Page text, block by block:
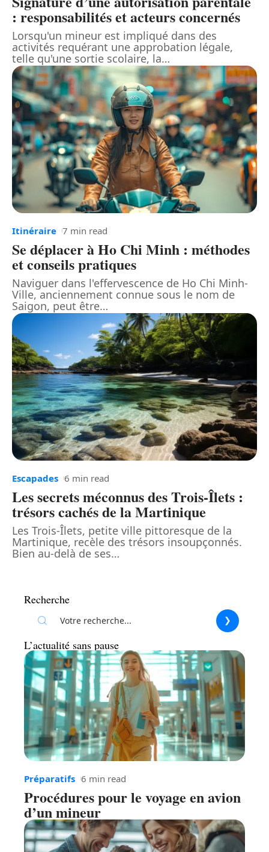
: responsabilités et acteurs concernés
Lorsqu'un mineur est impliqué dans des
activités requérant une approbation légale,
telle qu'une sortie scolaire, la…
Itinéraire 7 min read
Se déplacer à Ho Chi Minh : méthodes
et conseils pratiques
Naviguer dans l'effervescence de Ho Chi Minh-
Ville, anciennement connue sous le nom de
Saigon, peut être…
Escapades 6 min read
Les secrets méconnus des Trois-Îlets :
trésors cachés de la Martinique
Les Trois-Îlets, petite ville pittoresque de la
Martinique, recèle des trésors insoupçonnés.
Bien au-delà de ses…
Recherche
L’actualité sans pause
Préparatifs 6 min read
Procédures pour le voyage en avion
d’un mineur